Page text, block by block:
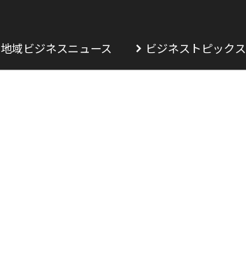
地域ビジネスニュース ビジネストピックス